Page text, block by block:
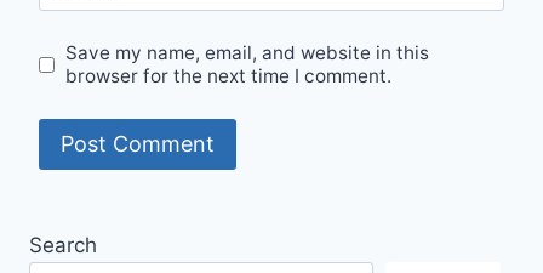
Save my name, email, and website in this
browser for the next time I comment.
Search